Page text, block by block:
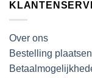
Over ons
Bestelling plaatsen